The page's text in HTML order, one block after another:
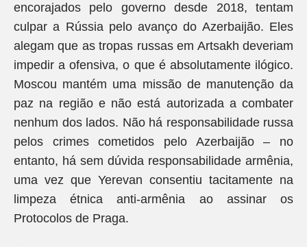
encorajados pelo governo desde 2018, tentam
culpar a Rússia pelo avanço do Azerbaijão. Eles
alegam que as tropas russas em Artsakh deveriam
impedir a ofensiva, o que é absolutamente ilógico.
Moscou mantém uma missão de manutenção da
paz na região e não está autorizada a combater
nenhum dos lados. Não há responsabilidade russa
pelos crimes cometidos pelo Azerbaijão – no
entanto, há sem dúvida responsabilidade armênia,
uma vez que Yerevan consentiu tacitamente na
limpeza étnica anti-armênia ao assinar os
Protocolos de Praga.